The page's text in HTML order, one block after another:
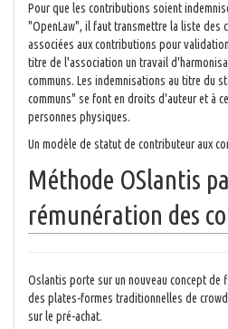
Pour que les contributions soient
"OpenLaw", il faut transmettre la liste des
associées aux contributions pour
titre de l'association un travail
communs. Les indemnisations au titre du
communs" se font en droits d'auteur et à
personnes physiques.
Un modèle de statut de contributeur aux
Méthode OSlantis
rémunération des
Oslantis porte sur un nouveau concept
des plates-formes traditionnelles de
sur le pré-achat.